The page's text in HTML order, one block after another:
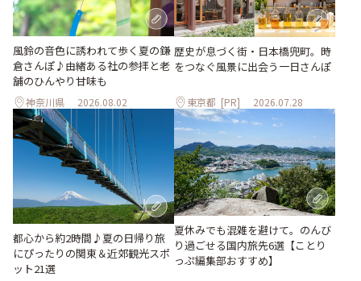
風鈴の音色に誘われて歩く夏の鎌
倉さんぽ♪由緒ある社の参拝と老
舗のひんやり甘味も
神奈川県 2026.08.02
歴史が息づく街・日本橋兜町。時
をつなぐ風景に出会う一日さんぽ
東京都 [PR] 2026.07.28
都心から約2時間♪夏の日帰り旅
にぴったりの関東＆近郊観光スポ
ット21選
夏休みでも混雑を避けて。のんび
り過ごせる国内旅先6選【ことり
っぷ編集部おすすめ】